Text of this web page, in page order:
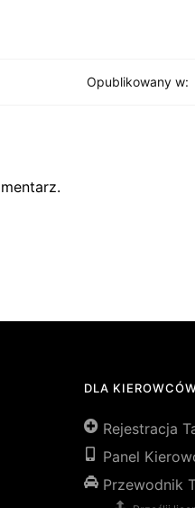
Opublikowany w:
DLA
Rejestracja
Panel
Przewodnik